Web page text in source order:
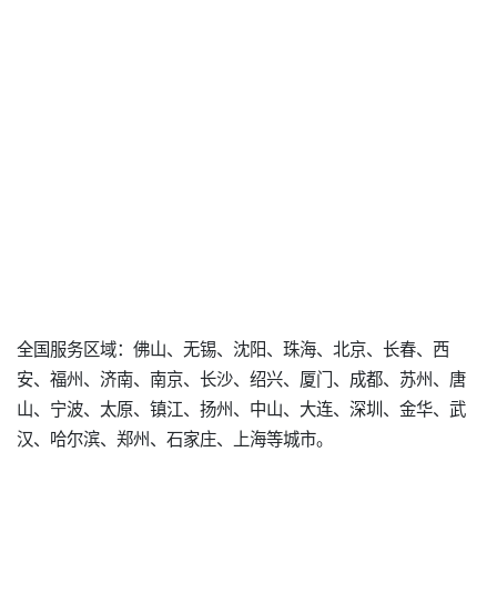
全国服务区域：佛山、无锡、沈阳、珠海、北京、长春、西
安、福州、济南、南京、长沙、绍兴、厦门、成都、苏州、唐
山、宁波、太原、镇江、扬州、中山、大连、深圳、金华、武
汉、哈尔滨、郑州、石家庄、上海等城市。